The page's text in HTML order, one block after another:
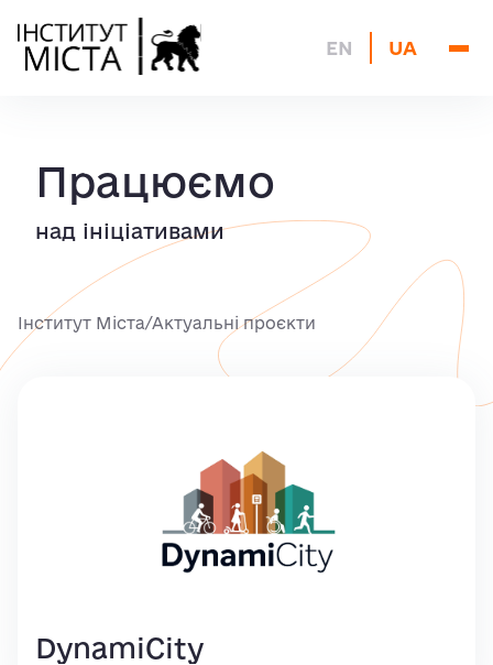
Актуальні проєкти
Контакти
EN UA
Працюємо
над ініціативами
Інститут Міста/Актуальні проєкти
DynamiCity